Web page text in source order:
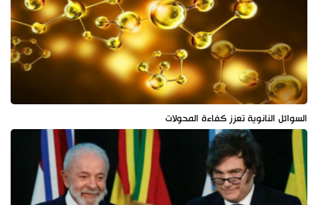
السوائل النانوية تعزز كفاءة المحولات